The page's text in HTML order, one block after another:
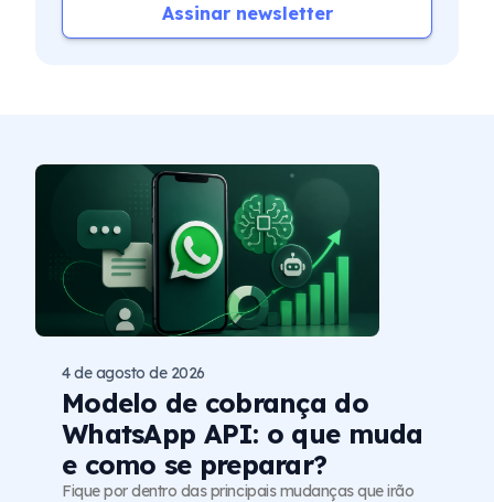
Assinar newsletter
Modelo de cobrança do
WhatsApp API: o que muda
e como se preparar?
4 de agosto de 2026
Fique por dentro das principais mudanças que irão